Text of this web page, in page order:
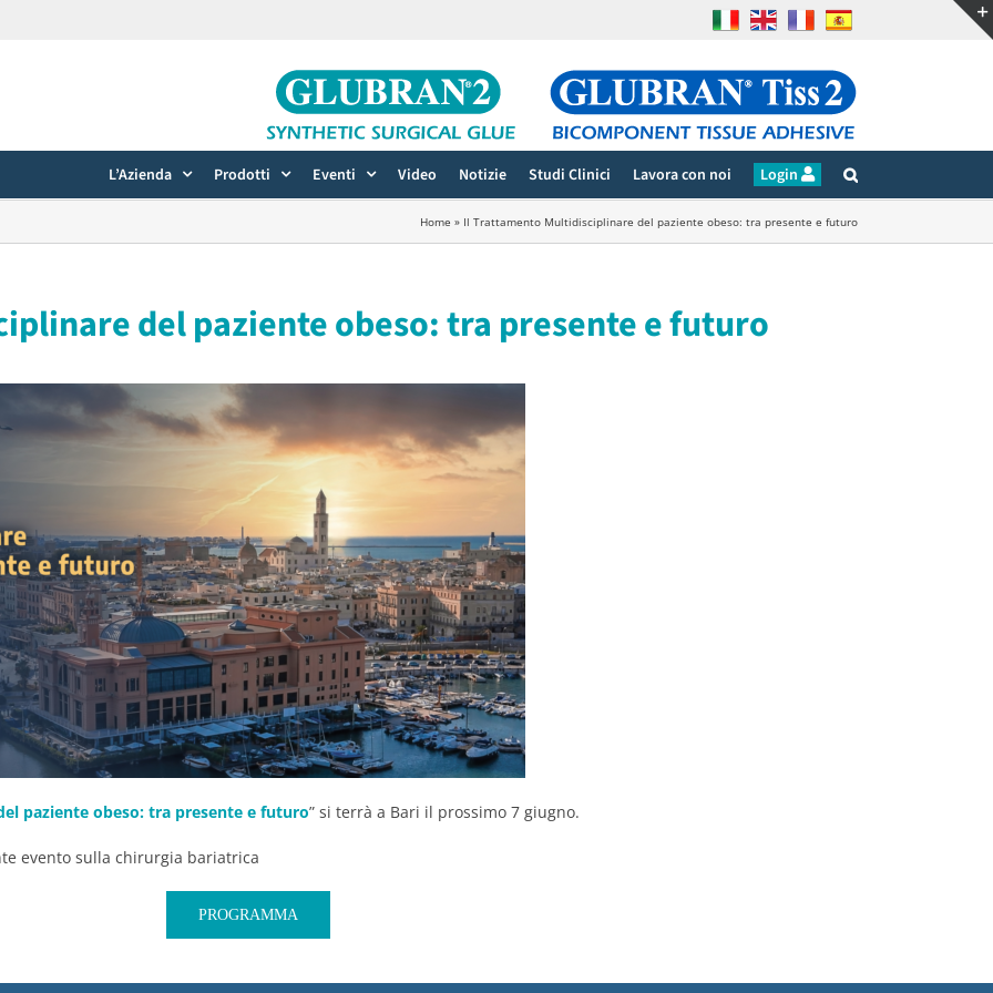
L’Azienda Prodotti Eventi Video Notizie Studi Clinici Lavora con noi Login
Home » Il Trattamento Multidisciplinare del paziente obeso: tra presente e futuro
del paziente obeso: tra presente e futuro
paziente obeso: tra presente e futuro” si terrà a Bari il prossimo 7 giugno.
evento sulla chirurgia bariatrica
PROGRAMMA